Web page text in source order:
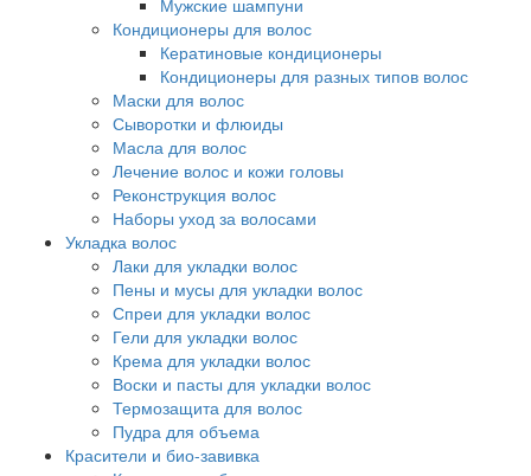
Мужские шампуни
Кондиционеры для волос
Кератиновые кондиционеры
Кондиционеры для разных типов волос
Маски для волос
Сыворотки и флюиды
Масла для волос
Лечение волос и кожи головы
Реконструкция волос
Наборы уход за волосами
Укладка волос
Лаки для укладки волос
Пены и мусы для укладки волос
Спреи для укладки волос
Гели для укладки волос
Крема для укладки волос
Воски и пасты для укладки волос
Термозащита для волос
Пудра для объема
Красители и био-завивка